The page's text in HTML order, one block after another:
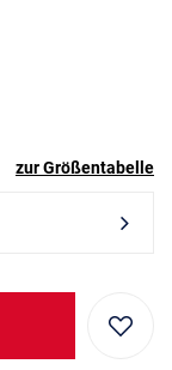
zur Größentabelle